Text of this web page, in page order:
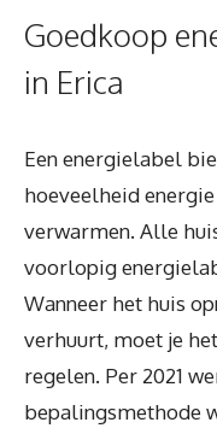
Goedkoop
in Erica
Een energielabel
hoeveelheid
verwarmen. Alle
voorlopig
Wanneer het huis
verhuurt, moet je
regelen. Per 2021
bepalingsmethode